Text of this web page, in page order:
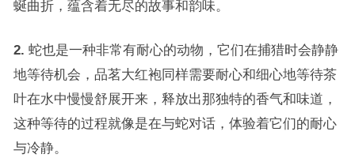
蜒曲折，蕴含着无尽的故事和韵味。
2. 蛇也是一种非常有耐心的动物，它们在捕猎时会静静
地等待机会，品茗大红袍同样需要耐心和细心地等待茶
叶在水中慢慢舒展开来，释放出那独特的香气和味道，
这种等待的过程就像是在与蛇对话，体验着它们的耐心
与冷静。